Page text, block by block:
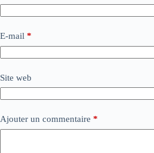
E-mail *
Site web
Ajouter un commentaire *